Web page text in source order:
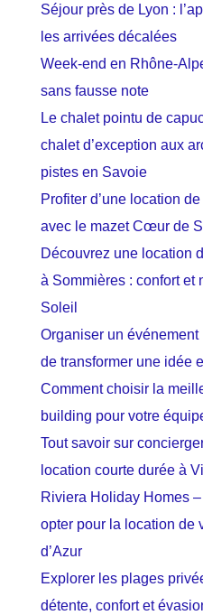
Séjour près de Lyon :
les arrivées décalées
Week-end en Rhône-
sans fausse note
Le chalet pointu de
chalet d’exception aux
pistes en Savoie
Profiter d’une location
avec le mazet Cœur de
Découvrez une location
à Sommières : confort
Soleil
Organiser un événement
de transformer une idée
Comment choisir la
building pour votre
Tout savoir sur
location courte durée à
Riviera Holiday Homes
opter pour la location de
d’Azur
Explorer les plages
détente, confort et